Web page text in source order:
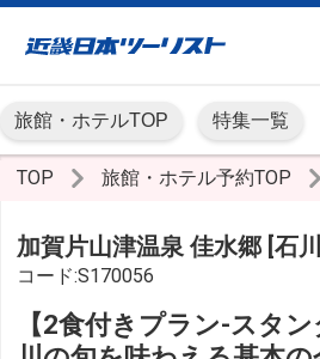
旅館・ホテルTOP 特集一覧
TOP 旅館・ホテル予約TOP
加賀片山津温泉 佳水郷 [石
コード:S170056
【2食付きプラン-スタ